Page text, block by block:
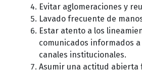
Evitar aglomeraciones y
Lavado frecuente de
Estar atento a los
comunicados informados
canales institucionales.
Asumir una actitud abierta